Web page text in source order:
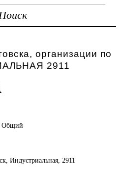
Поиск
организации по
2911
Общий
Индустриальная, 2911